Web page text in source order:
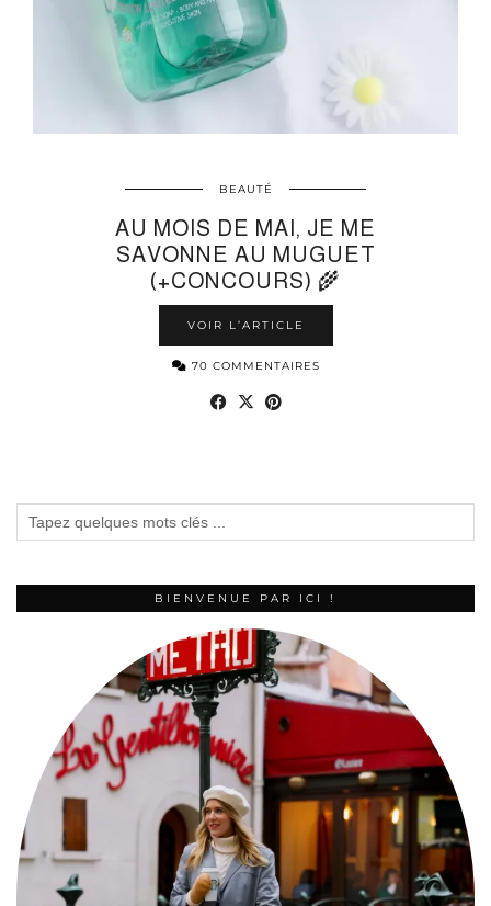
BEAUTÉ
AU MOIS DE MAI, JE ME
SAVONNE AU MUGUET
(+CONCOURS) 🌾
VOIR L’ARTICLE
70 COMMENTAIRES
BIENVENUE PAR ICI !